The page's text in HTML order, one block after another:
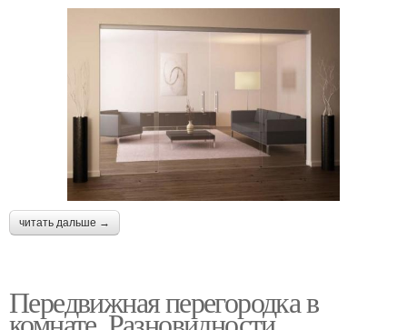
читать дальше →
Передвижная перегородка в